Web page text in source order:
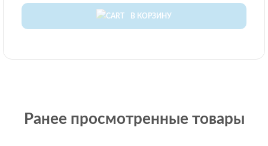
В КОРЗИНУ
Ранее просмотренные товары